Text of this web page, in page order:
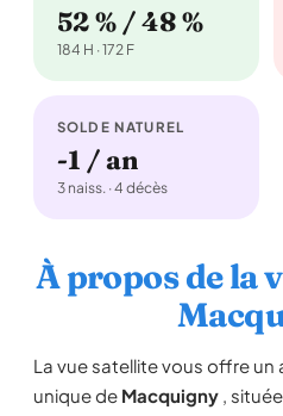
52 % / 48 %
184 H · 172 F
SOLDE NATUREL
-1 / an
3 naiss. · 4 décès
À propos de la
La vue satellite vous offre
unique de Macquigny ,